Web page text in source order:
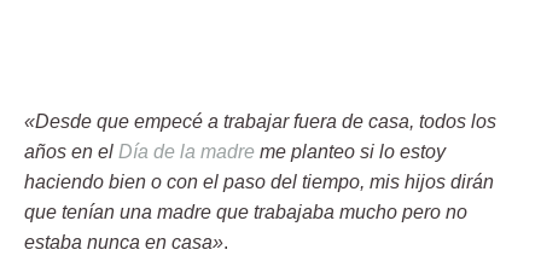
«Desde que empecé a trabajar fuera de casa, todos los
años en el Día de la madre me planteo si lo estoy
haciendo bien o con el paso del tiempo, mis hijos dirán
que tenían una madre que trabajaba mucho pero no
estaba nunca en casa».